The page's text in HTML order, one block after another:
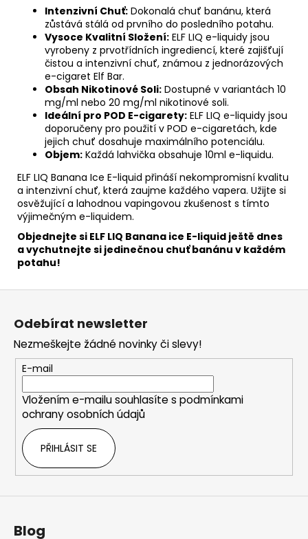
Intenzivní Chuť: Dokonalá chuť banánu, která
zůstává stálá od prvního do posledního potahu.
Vysoce Kvalitní Složení: ELF LIQ e-liquidy jsou
vyrobeny z prvotřídních ingrediencí, které zajišťují
čistou a intenzivní chuť, známou z jednorázových
e-cigaret Elf Bar.
Obsah Nikotinové Soli: Dostupné v variantách 10
mg/ml nebo 20 mg/ml nikotinové soli.
Ideální pro POD E-cigarety: ELF LIQ e-liquidy jsou
doporučeny pro použití v POD e-cigaretách, kde
jejich chuť dosahuje maximálního potenciálu.
Objem: Každá lahvička obsahuje 10ml e-liquidu.
ELF LIQ Banana Ice E-liquid přináší nekompromisní kvalitu
a intenzivní chuť, která zaujme každého vapera. Užijte si
osvěžující a lahodnou vapingovou zkušenost s tímto
výjimečným e-liquidem.
Objednejte si ELF LIQ Banana ice E-liquid ještě dnes
a vychutnejte si jedinečnou chuť banánu v každém
potahu!
Odebírat newsletter
Nezmeškejte žádné novinky či slevy!
E-mail
Vložením e-mailu souhlasíte s podmínkami
ochrany osobních údajů
PŘIHLÁSIT SE
Blog